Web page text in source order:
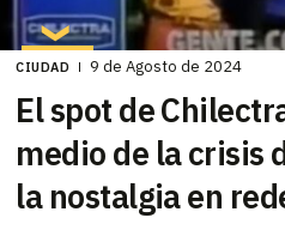
CIUDAD 9 de Agosto de 2024
El spot de
medio de la crisis
la nostalgia en